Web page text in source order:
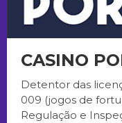
CASINO
Detentor das
009 (jogos de
Regulação e